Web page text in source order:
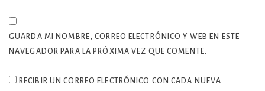
GUARDA MI NOMBRE, CORREO ELECTRÓNICO Y WEB EN ESTE
NAVEGADOR PARA LA PRÓXIMA VEZ QUE COMENTE.
RECIBIR UN CORREO ELECTRÓNICO CON CADA NUEVA